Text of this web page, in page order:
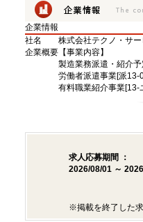
企業情報
社名
株式会社テクノ・サー
企業概要 【事業内容】
製造業務派遣・紹介
労働者派遣事業[派13-
有料職業紹介事業[13-
求人応募期間 ：
2026/08/01 ～
※掲載を終了した